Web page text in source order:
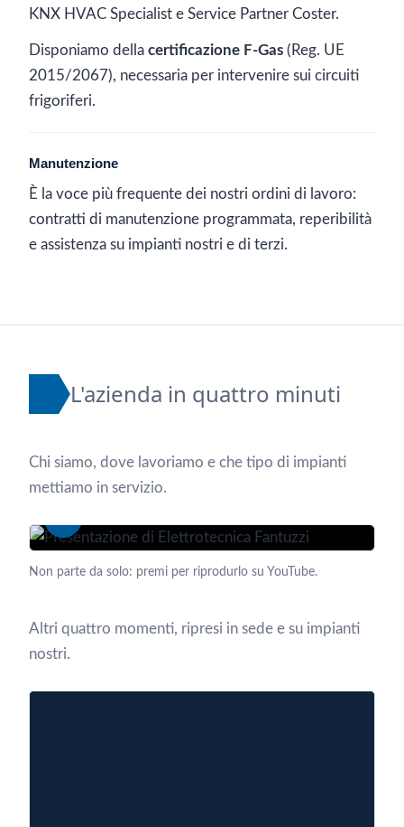
KNX HVAC Specialist e Service Partner Coster.
Disponiamo della certificazione F-Gas (Reg. UE
2015/2067), necessaria per intervenire sui circuiti
frigoriferi.
Manutenzione
È la voce più frequente dei nostri ordini di lavoro:
contratti di manutenzione programmata, reperibilità
e assistenza su impianti nostri e di terzi.
L'azienda in quattro minuti
Chi siamo, dove lavoriamo e che tipo di impianti
mettiamo in servizio.
Non parte da solo: premi per riprodurlo su YouTube.
Altri quattro momenti, ripresi in sede e su impianti
nostri.